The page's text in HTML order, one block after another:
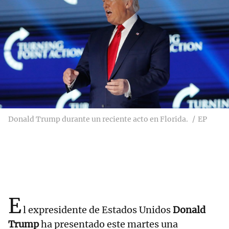
Donald Trump durante un reciente acto en Florida. EP
El expresidente de Estados UnidosDonald
Trumpha presentado este martes una